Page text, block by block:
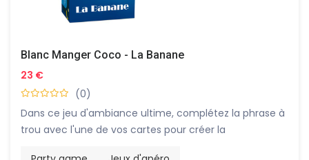
Blanc Manger Coco - La Banane
23 €
(0)
Dans ce jeu d'ambiance ultime, complétez la phrase à
trou avec l'une de vos cartes pour créer la